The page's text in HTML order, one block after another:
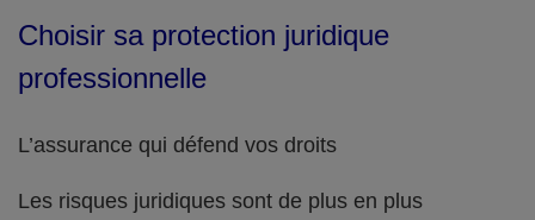
Choisir sa protection juridique
professionnelle
L’assurance qui défend vos droits
Les risques juridiques sont de plus en plus